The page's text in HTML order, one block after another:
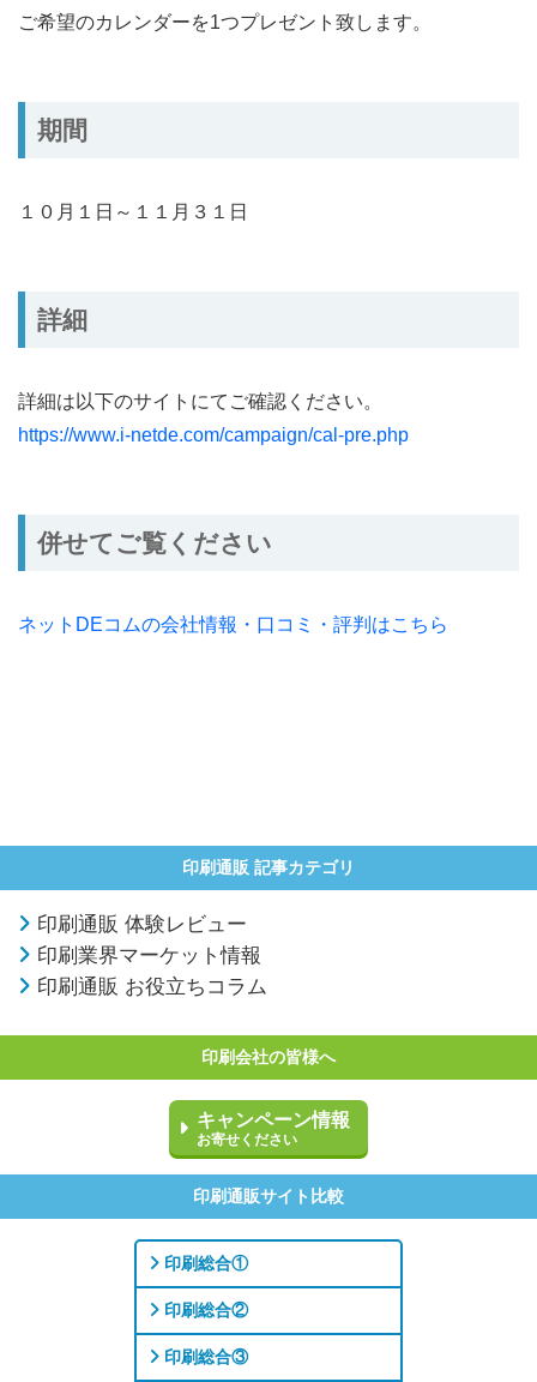
ご希望のカレンダーを1つプレゼント致します。
期間
１０月１日～１１月３１日
詳細
詳細は以下のサイトにてご確認ください。
https://www.i-netde.com/campaign/cal-pre.php
併せてご覧ください
ネットDEコムの会社情報・口コミ・評判はこちら
印刷通販 記事カテゴリ
印刷通販 体験レビュー
印刷業界マーケット情報
印刷通販 お役立ちコラム
印刷会社の皆様へ
キャンペーン情報
お寄せください
印刷通販サイト比較
印刷総合①
印刷総合②
印刷総合③